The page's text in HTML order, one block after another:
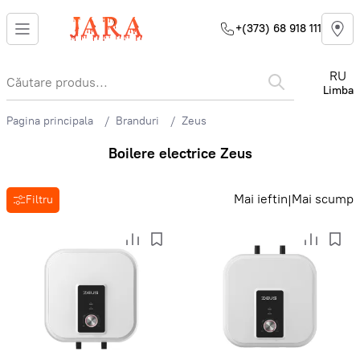
+(373) 68 918 111
RU
Limba
Pagina principala Branduri Zeus
Boilere electrice Zeus
Filtru Mai ieftin|Mai scump